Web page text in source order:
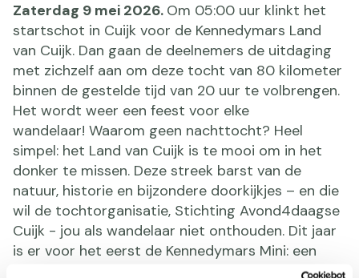
Zaterdag 9 mei 2026. Om 05:00 uur klinkt het
startschot in Cuijk voor de Kennedymars Land
van Cuijk. Dan gaan de deelnemers de uitdaging
met zichzelf aan om deze tocht van 80 kilometer
binnen de gestelde tijd van 20 uur te volbrengen.
Het wordt weer een feest voor elke
wandelaar! Waarom geen nachttocht? Heel
simpel: het Land van Cuijk is te mooi om in het
donker te missen. Deze streek barst van de
natuur, historie en bijzondere doorkijkjes – en die
wil de tochtorganisatie, Stichting Avond4daagse
Cuijk - jou als wandelaar niet onthouden. Dit jaar
is er voor het eerst de Kennedymars Mini: een
gezellige 8 kilometer tocht voor de jeugd, met